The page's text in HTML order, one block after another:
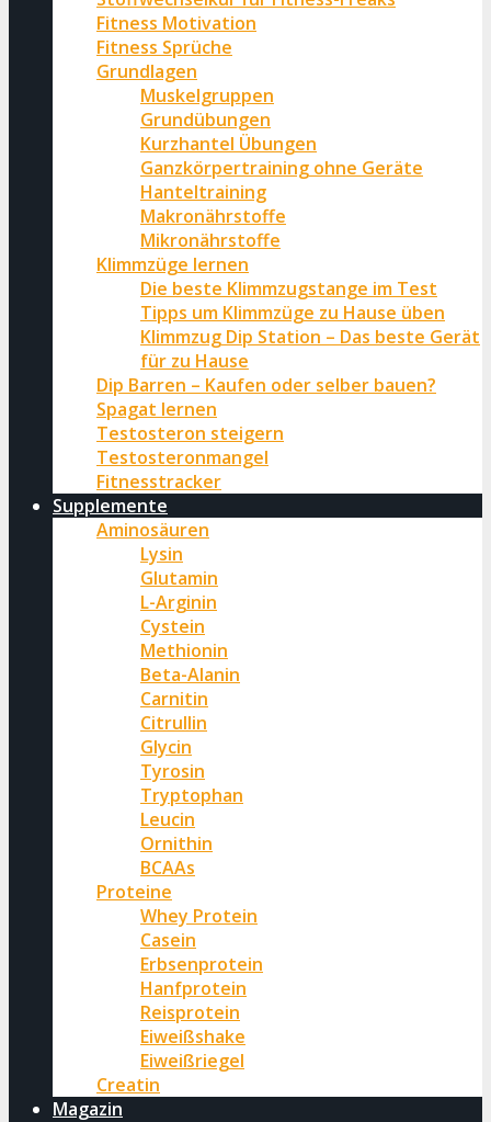
Fitness Motivation
Fitness Sprüche
Grundlagen
Muskelgruppen
Grundübungen
Kurzhantel Übungen
Ganzkörpertraining ohne Geräte
Hanteltraining
Makronährstoffe
Mikronährstoffe
Klimmzüge lernen
Die beste Klimmzugstange im Test
Tipps um Klimmzüge zu Hause üben
Klimmzug Dip Station – Das beste Gerät
für zu Hause
Dip Barren – Kaufen oder selber bauen?
Spagat lernen
Testosteron steigern
Testosteronmangel
Fitnesstracker
Supplemente
Aminosäuren
Lysin
Glutamin
L-Arginin
Cystein
Methionin
Beta-Alanin
Carnitin
Citrullin
Glycin
Tyrosin
Tryptophan
Leucin
Ornithin
BCAAs
Proteine
Whey Protein
Casein
Erbsenprotein
Hanfprotein
Reisprotein
Eiweißshake
Eiweißriegel
Creatin
Magazin